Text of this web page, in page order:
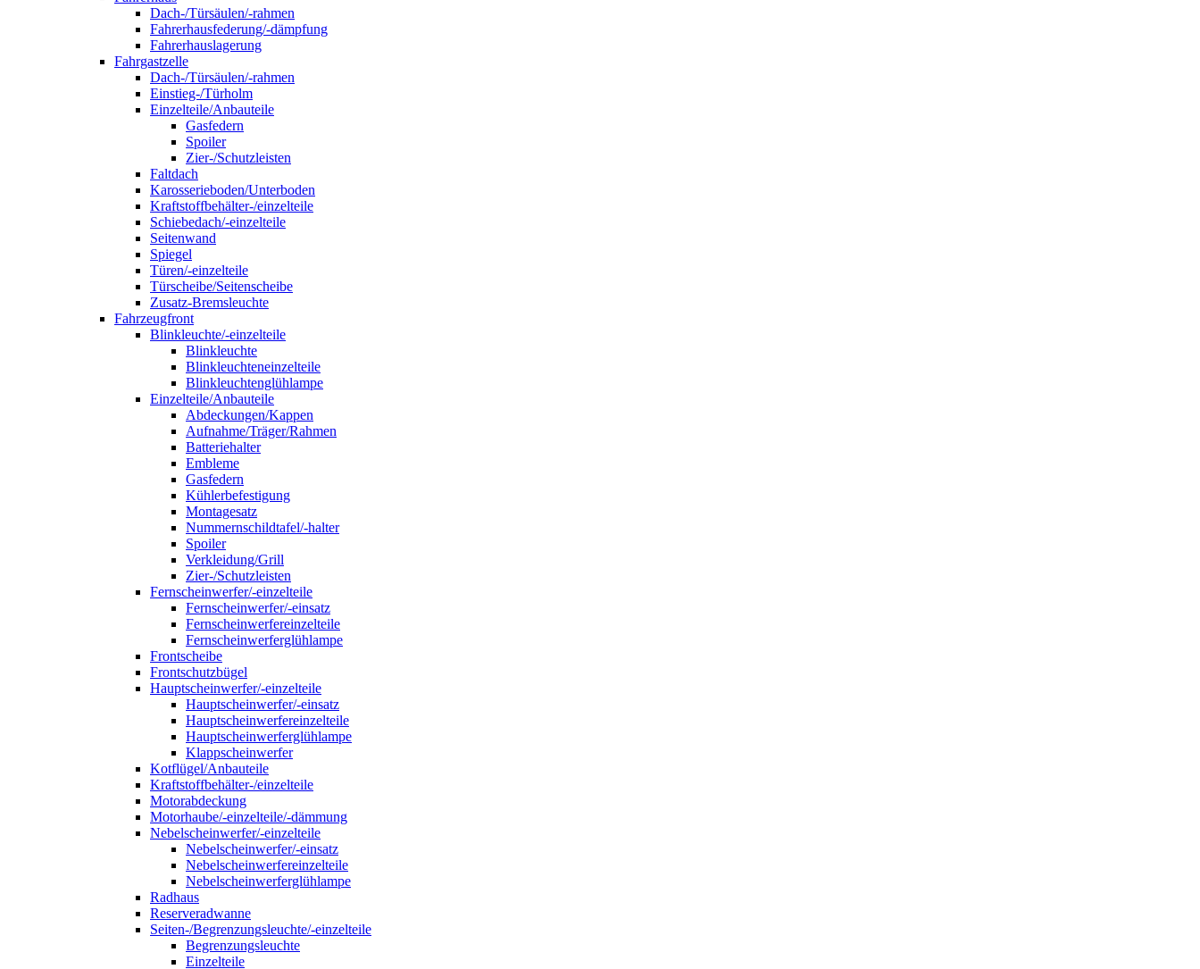
Dach-/Türsäulen/-rahmen
Fahrerhausfederung/-dämpfung
Fahrerhauslagerung
Fahrgastzelle
Dach-/Türsäulen/-rahmen
Einstieg-/Türholm
Einzelteile/Anbauteile
Gasfedern
Spoiler
Zier-/Schutzleisten
Faltdach
Karosserieboden/Unterboden
Kraftstoffbehälter-/einzelteile
Schiebedach/-einzelteile
Seitenwand
Spiegel
Türen/-einzelteile
Türscheibe/Seitenscheibe
Zusatz-Bremsleuchte
Fahrzeugfront
Blinkleuchte/-einzelteile
Blinkleuchte
Blinkleuchteneinzelteile
Blinkleuchtenglühlampe
Einzelteile/Anbauteile
Abdeckungen/Kappen
Aufnahme/Träger/Rahmen
Batteriehalter
Embleme
Gasfedern
Kühlerbefestigung
Montagesatz
Nummernschildtafel/-halter
Spoiler
Verkleidung/Grill
Zier-/Schutzleisten
Fernscheinwerfer/-einzelteile
Fernscheinwerfer/-einsatz
Fernscheinwerfereinzelteile
Fernscheinwerferglühlampe
Frontscheibe
Frontschutzbügel
Hauptscheinwerfer/-einzelteile
Hauptscheinwerfer/-einsatz
Hauptscheinwerfereinzelteile
Hauptscheinwerferglühlampe
Klappscheinwerfer
Kotflügel/Anbauteile
Kraftstoffbehälter-/einzelteile
Motorabdeckung
Motorhaube/-einzelteile/-dämmung
Nebelscheinwerfer/-einzelteile
Nebelscheinwerfer/-einsatz
Nebelscheinwerfereinzelteile
Nebelscheinwerferglühlampe
Radhaus
Reserveradwanne
Seiten-/Begrenzungsleuchte/-einzelteile
Begrenzungsleuchte
Einzelteile